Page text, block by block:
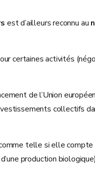
est d’ailleurs reconnu au
certaines activités
de l’Union
collectifs
telle si elle compte
production